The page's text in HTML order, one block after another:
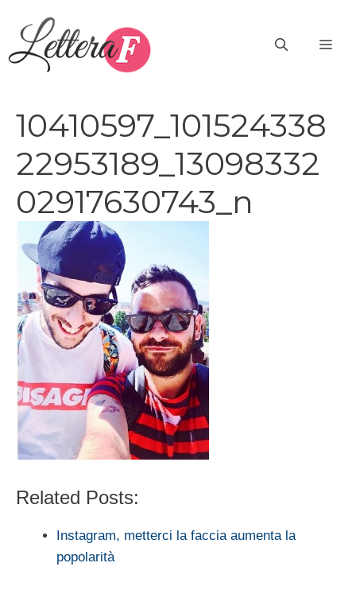
contenuto
10410597_101524338
22953189_13098332
02917630743_n
Related Posts:
Instagram, metterci la faccia aumenta la
popolarità